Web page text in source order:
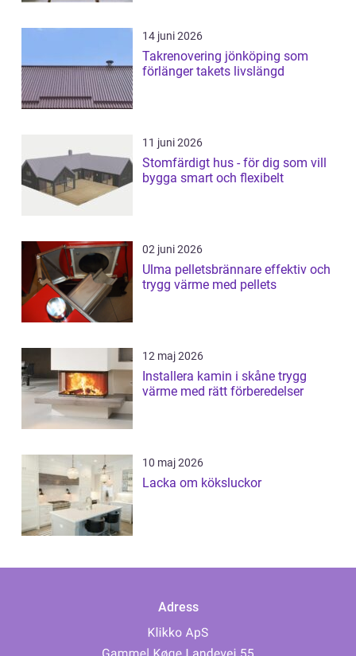
14 juni 2026
Takrenovering jönköping som
förlänger takets livslängd
11 juni 2026
Stomfärdigt hus - för dig som vill
bygga smart och flexibelt
02 juni 2026
Ulma pelletsbrännare effektiv och
trygg värme med pellets
12 maj 2026
Installera kamin i skåne trygg
värme med rätt förberedelser
10 maj 2026
Lacka om köksluckor
Adress